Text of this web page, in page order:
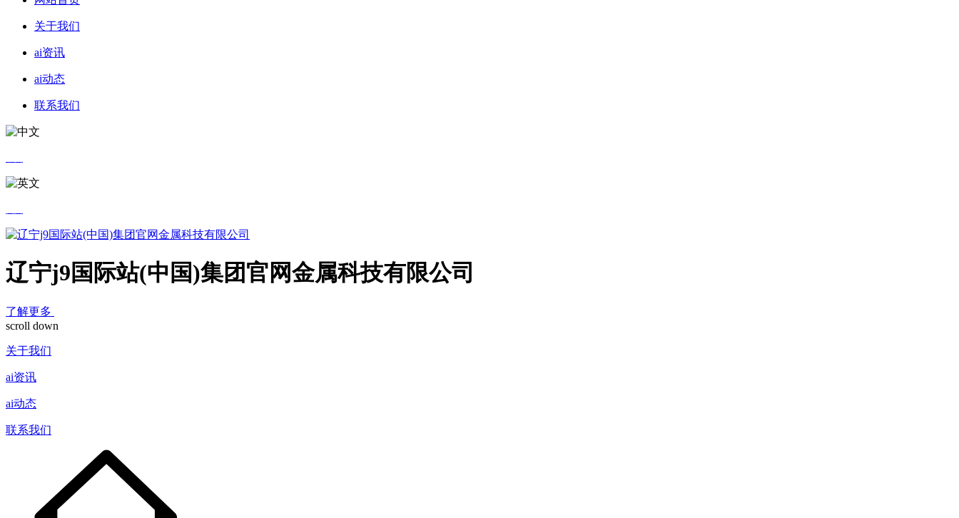
关于我们
ai资讯
ai动态
联系我们
辽宁j9国际站(中国)集团官网金属科技有限公司
了解更多
scroll down
关于我们
ai资讯
ai动态
联系我们